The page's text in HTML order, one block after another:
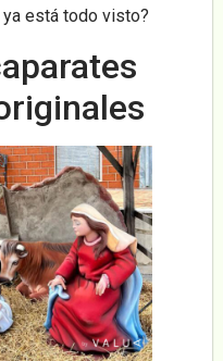
ya está todo visto?